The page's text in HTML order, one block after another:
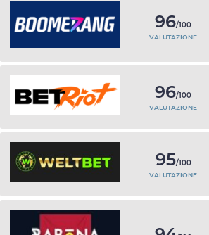
96/100
VALUTAZIONE
96/100
VALUTAZIONE
95/100
VALUTAZIONE